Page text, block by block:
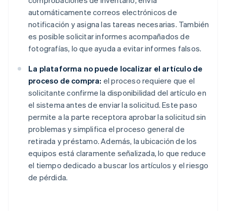
automáticamente correos electrónicos de
notificación y asigna las tareas necesarias. También
es posible solicitar informes acompañados de
fotografías, lo que ayuda a evitar informes falsos.
La plataforma no puede localizar el artículo de
proceso de compra: el proceso requiere que el
solicitante confirme la disponibilidad del artículo en
el sistema antes de enviar la solicitud. Este paso
permite a la parte receptora aprobar la solicitud sin
problemas y simplifica el proceso general de
retirada y préstamo. Además, la ubicación de los
equipos está claramente señalizada, lo que reduce
el tiempo dedicado a buscar los artículos y el riesgo
de pérdida.